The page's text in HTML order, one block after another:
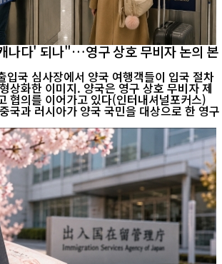
나다' 되나"…영구 상호 무비자 논의 본
입국 심사장에서 양국 여행객들이 입국 절차
상화한 이미지. 양국은 영구 상호 무비자 제
협의를 이어가고 있다(인터내셔널포커스)
국과 러시아가 양국 국민을 대상으로 한 영구